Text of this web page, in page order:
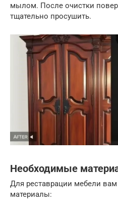
мылом. После очистки
тщательно просушить.
Необходимые
Для реставрации мебели
материалы: